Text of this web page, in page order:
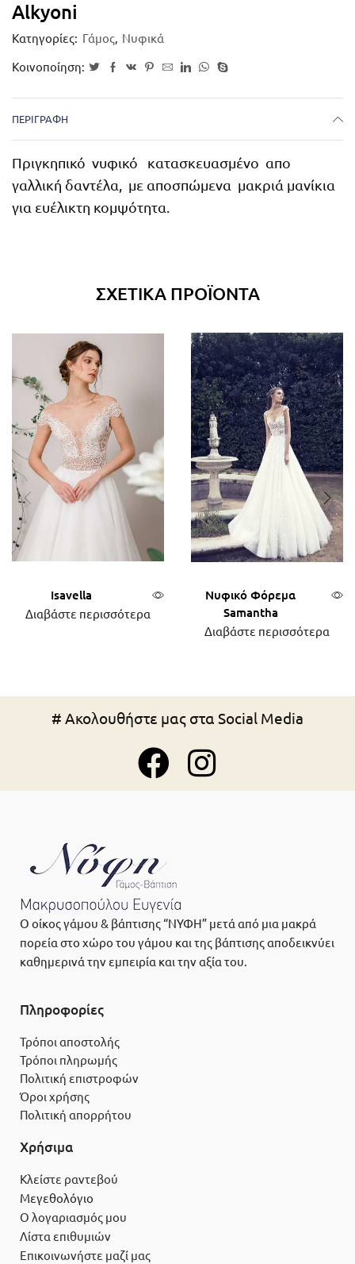
Alkyoni
Κατηγορίες: Γάμος, Νυφικά
Κοινοποίηση:
ΠΕΡΙΓΡΑΦΉ
Πριγκηπικό νυφικό κατασκευασμένο απο
γαλλική δαντέλα, με αποσπώμενα μακριά μανίκια
για ευέλικτη κομψότητα.
ΣΧΕΤΙΚΆ ΠΡΟΪΌΝΤΑ
Isavella
Διαβάστε περισσότερα
Νυφικό Φόρεμα
Samantha
Διαβάστε περισσότερα
# Ακολουθήστε μας στα Social Media
Ο οίκος γάμου & βάπτισης “ΝΥΦΗ” μετά από μια μακρά
πορεία στο χώρο του γάμου και της βάπτισης αποδεικνύει
καθημερινά την εμπειρία και την αξία του.
Πληροφορίες
Τρόποι αποστολής
Τρόποι πληρωμής
Πολιτική επιστροφών
Όροι χρήσης
Πολιτική απορρήτου
Χρήσιμα
Κλείστε ραντεβού
Μεγεθολόγιο
Ο λογαριασμός μου
Λίστα επιθυμιών
Επικοινωνήστε μαζί μας